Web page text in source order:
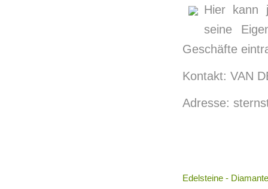
Hier kann
seine
Geschäfte
Kontakt: VAN
Adresse:
Edelsteine -